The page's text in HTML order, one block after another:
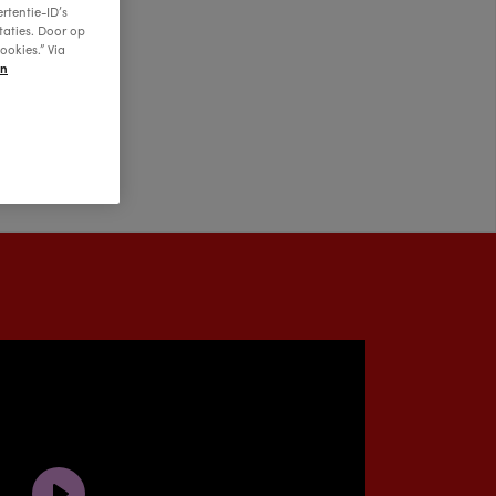
ID’s
Door op
Via